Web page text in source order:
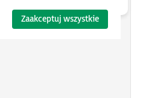
Zaakceptuj wszystkie